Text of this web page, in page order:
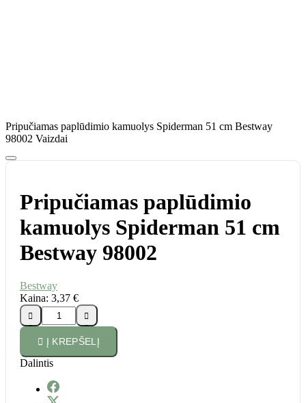
Pripučiamas paplūdimio kamuolys Spiderman 51 cm Bestway
98002 Vaizdai
Pripučiamas paplūdimio
kamuolys Spiderman 51 cm
Bestway 98002
Bestway
Kaina: 3,37 €




 Į KREPŠELĮ
Dalintis